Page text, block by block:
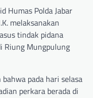
Humas Polda Jabar
melaksanakan
tindak pidana
Riung Mungpulung
pada hari selasa
perkara berada di